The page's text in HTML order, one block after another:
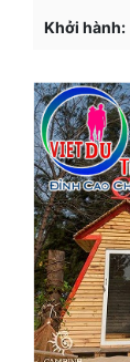
Khởi hành: